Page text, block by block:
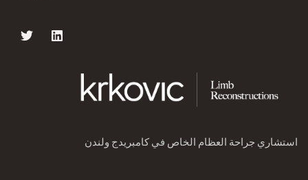
استشاري جراحة العظام الخاص في كامبريدج ولندن